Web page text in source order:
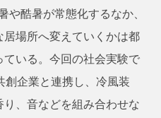
や酷暑が常態化するなか、
場所へ変えていくかは都
いる。今回の社会実験で
創企業と連携し、冷風装
、音などを組み合わせな